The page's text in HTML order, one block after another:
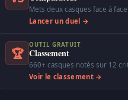
Mets deux casques face à
Lancer un duel →
🏆
OUTIL GRATUIT
Classement
660+ casques notés sur 12
Voir le classement →